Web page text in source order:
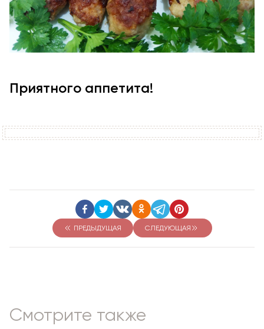
Приятного аппетита!
ПРЕДЫДУЩАЯ СЛЕДУЮЩАЯ
Смотрите также